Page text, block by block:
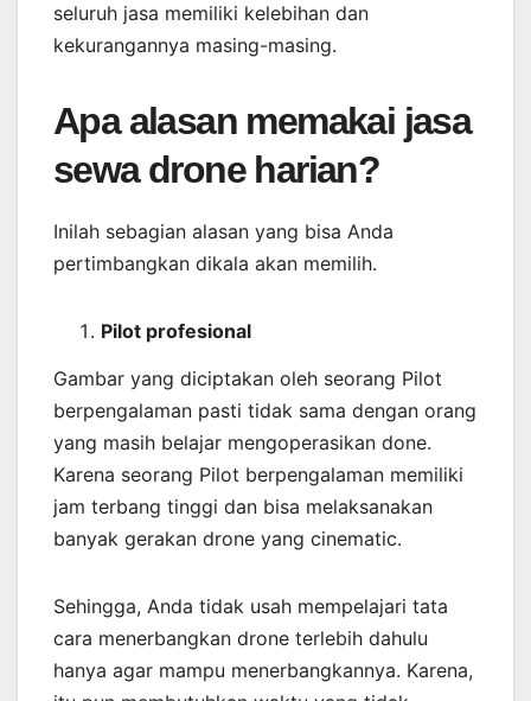
seluruh jasa memiliki kelebihan dan
kekurangannya masing-masing.
Apa alasan memakai jasa
sewa drone harian?
Inilah sebagian alasan yang bisa Anda
pertimbangkan dikala akan memilih.
Pilot profesional
Gambar yang diciptakan oleh seorang Pilot
berpengalaman pasti tidak sama dengan orang
yang masih belajar mengoperasikan done.
Karena seorang Pilot berpengalaman memiliki
jam terbang tinggi dan bisa melaksanakan
banyak gerakan drone yang cinematic.
Sehingga, Anda tidak usah mempelajari tata
cara menerbangkan drone terlebih dahulu
hanya agar mampu menerbangkannya. Karena,